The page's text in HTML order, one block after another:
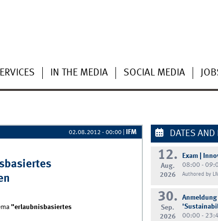
IN THE MEDIA SOCIAL MEDIA
02.08.2012 - 00:00 IFM
"erlaubnisbasiertes
DATES AND
12.
Aug.
2026
Exam |
08:00 -
Authored by
30.
Sep.
2026
Anmeldung
00:00 -